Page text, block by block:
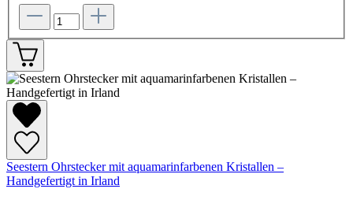
Seestern Ohrstecker mit aquamarinfarbenen Kristallen –
Handgefertigt in Irland